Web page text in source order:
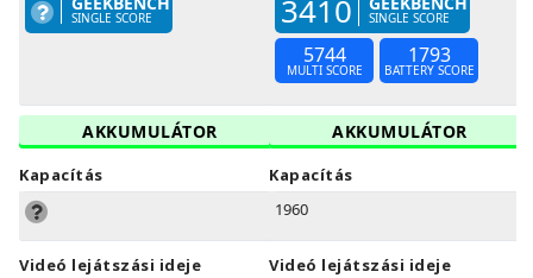
SINGLE SCORE
AKKUMULÁTOR
Kapacítás
Videó lejátszási ideje
3410 SINGLE SCORE
5744
MULTI SCORE
1793
BATTERY SCORE
AKKUMULÁTOR
Kapacítás
1960
Videó lejátszási ideje